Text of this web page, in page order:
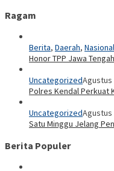
Ragam
Berita, Daerah, Nasional
Honor TPP Jawa
UncategorizedAgustus
Polres Kendal Perkuat
UncategorizedAgustus
Satu Minggu Jelang
Berita Populer